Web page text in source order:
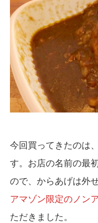
今回買ってきたのは
す。お店の名前の最
ので、からあげは外
アマゾン限定のノン
ただきました。